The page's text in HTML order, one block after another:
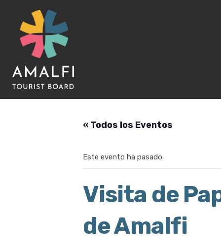
« Todos los Eventos
Este evento ha pasado.
Visita de
de Amalfi